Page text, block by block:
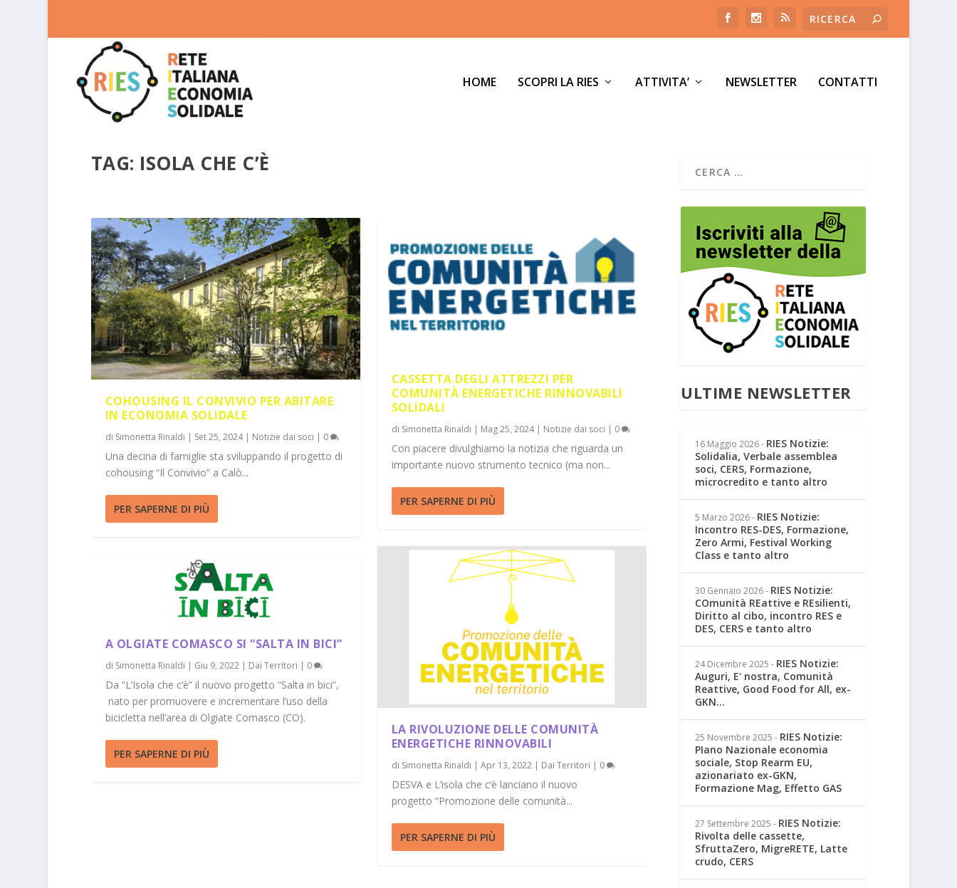
HOME SCOPRI LA RIES ATTIVITA’ NEWSLETTER CONTATTI
TAG: ISOLA CHE C’È
COHOUSING IL CONVIVIO PER ABITARE
IN ECONOMIA SOLIDALE
di Simonetta Rinaldi | Set 25, 2024| Notizie dai soci | 0
Una decina di famiglie sta sviluppando il progetto di
cohousing “Il Convivio” a Calò...
PER SAPERNE DI PIÙ
A OLGIATE COMASCO SI “SALTA IN BICI”
di Simonetta Rinaldi | Giu 9, 2022| Dai Territori | 0
Da “L’Isola che c’è” il nuovo progetto “Salta in bici”,
nato per promuovere e incrementare l’uso della
bicicletta nell’area di Olgiate Comasco (CO).
PER SAPERNE DI PIÙ
CASSETTA DEGLI ATTREZZI PER
COMUNITÀ ENERGETICHE RINNOVABILI
SOLIDALI
di Simonetta Rinaldi | Mag 25, 2024| Notizie dai soci | 0
Con piacere divulghiamo la notizia che riguarda un
importante nuovo strumento tecnico (ma non...
PER SAPERNE DI PIÙ
LA RIVOLUZIONE DELLE COMUNITÀ
ENERGETICHE RINNOVABILI
di Simonetta Rinaldi | Apr 13, 2022| Dai Territori | 0
DESVA e L’isola che c’è lanciano il nuovo
progetto “Promozione delle comunità...
PER SAPERNE DI PIÙ
ULTIME NEWSLETTER
16 Maggio 2026- RIES Notizie:
Solidalia, Verbale assemblea
soci, CERS, Formazione,
microcredito e tanto altro
5 Marzo 2026- RIES Notizie:
Incontro RES-DES, Formazione,
Zero Armi, Festival Working
Class e tanto altro
30 Gennaio 2026- RIES Notizie:
COmunità REattive e REsilienti,
Diritto al cibo, incontro RES e
DES, CERS e tanto altro
24 Dicembre 2025 - RIES Notizie:
Auguri, E' nostra, Comunità
Reattive, Good Food for All, ex-
GKN...
25 Novembre 2025 - RIES Notizie:
PIano Nazionale economia
sociale, Stop Rearm EU,
azionariato ex-GKN,
Formazione Mag, Effetto GAS
27 Settembre 2025 - RIES Notizie:
Rivolta delle cassette,
SfruttaZero, MigreRETE, Latte
crudo, CERS